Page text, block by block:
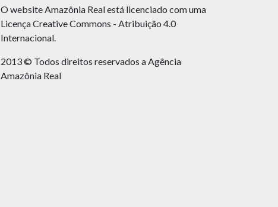
O website Amazônia Real está licenciado com uma
Licença Creative Commons - Atribuição 4.0
Internacional.
2013 © Todos direitos reservados a Agência
Amazônia Real